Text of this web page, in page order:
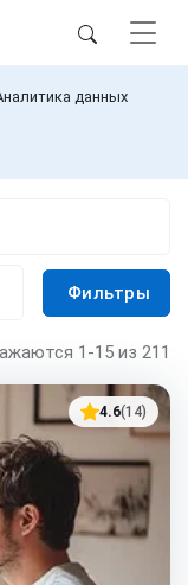
данных
Фильтры
1-15 из 211
4.6(14)